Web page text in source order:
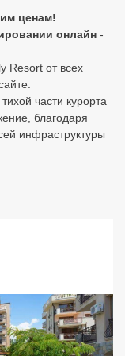
ценам!
онлайн -
Resort от всех
части курорта
благодаря
инфраструктуры